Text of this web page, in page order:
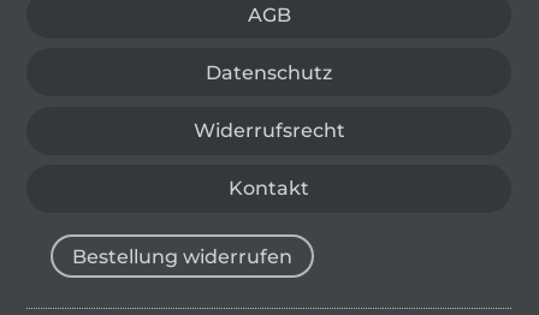
AGB
Datenschutz
Widerrufsrecht
Kontakt
Bestellung widerrufen